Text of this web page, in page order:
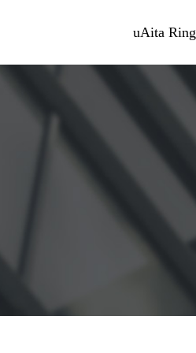
uAita Ring